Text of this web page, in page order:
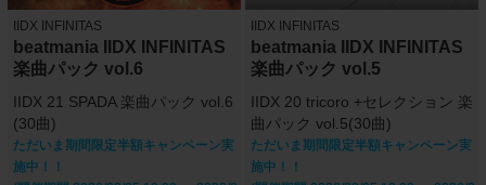
IIDX INFINITAS
beatmania IIDX INFINITAS
楽曲パック vol.6
IIDX 21 SPADA 楽曲パック vol.6
(30曲)
ただいま期間限定半額キャンペーン実
施中！！
IIDX INFINITAS
beatmania IIDX INFINITAS
楽曲パック vol.5
IIDX 20 tricoro +セレクション 楽
曲パック vol.5(30曲)
ただいま期間限定半額キャンペーン実
施中！！